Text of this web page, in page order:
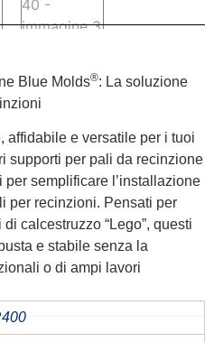
Blue Molds®: La soluzione
affidabile e versatile per i tuoi
supporti per pali da recinzione
semplificare l’installazione
per recinzioni. Pensati per
calcestruzzo “Lego”, questi
e stabile senza la
o di ampi lavori